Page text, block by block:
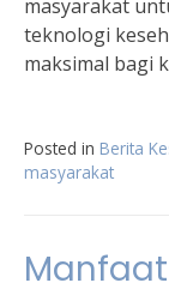
masyarakat
teknologi
maksimal bagi
Posted in Berita
masyarakat